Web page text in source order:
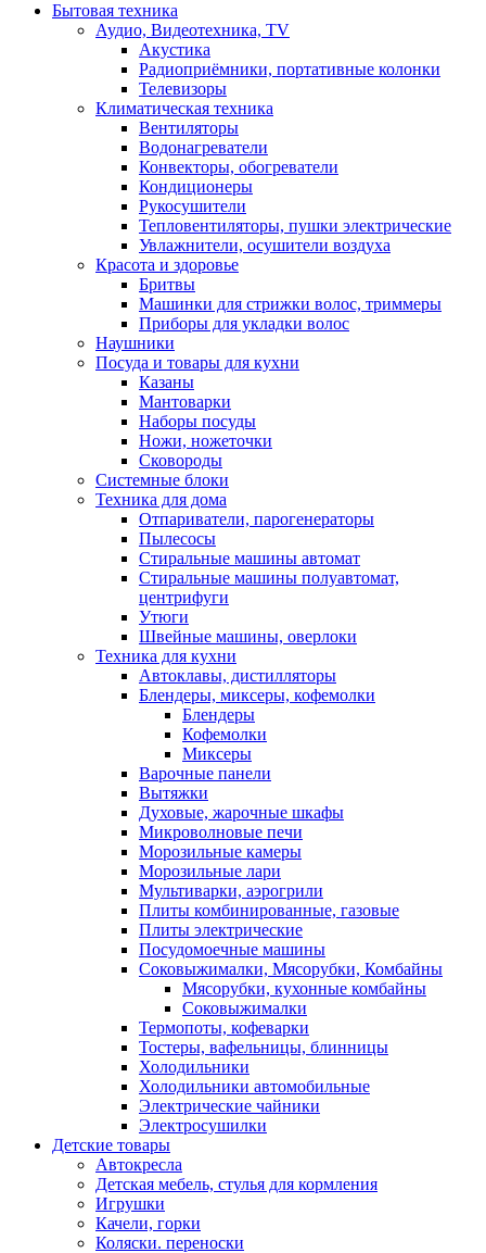
Бытовая техника
Аудио, Видеотехника, TV
Акустика
Радиоприёмники, портативные колонки
Телевизоры
Климатическая техника
Вентиляторы
Водонагреватели
Конвекторы, обогреватели
Кондиционеры
Рукосушители
Тепловентиляторы, пушки электрические
Увлажнители, осушители воздуха
Красота и здоровье
Бритвы
Машинки для стрижки волос, триммеры
Приборы для укладки волос
Наушники
Посуда и товары для кухни
Казаны
Мантоварки
Наборы посуды
Ножи, ножеточки
Сковороды
Системные блоки
Техника для дома
Отпариватели, парогенераторы
Пылесосы
Стиральные машины автомат
Стиральные машины полуавтомат,
центрифуги
Утюги
Швейные машины, оверлоки
Техника для кухни
Автоклавы, дистилляторы
Блендеры, миксеры, кофемолки
Блендеры
Кофемолки
Миксеры
Варочные панели
Вытяжки
Духовые, жарочные шкафы
Микроволновые печи
Морозильные камеры
Морозильные лари
Мультиварки, аэрогрили
Плиты комбинированные, газовые
Плиты электрические
Посудомоечные машины
Соковыжималки, Мясорубки, Комбайны
Мясорубки, кухонные комбайны
Соковыжималки
Термопоты, кофеварки
Тостеры, вафельницы, блинницы
Холодильники
Холодильники автомобильные
Электрические чайники
Электросушилки
Детские товары
Автокресла
Детская мебель, стулья для кормления
Игрушки
Качели, горки
Коляски. переноски